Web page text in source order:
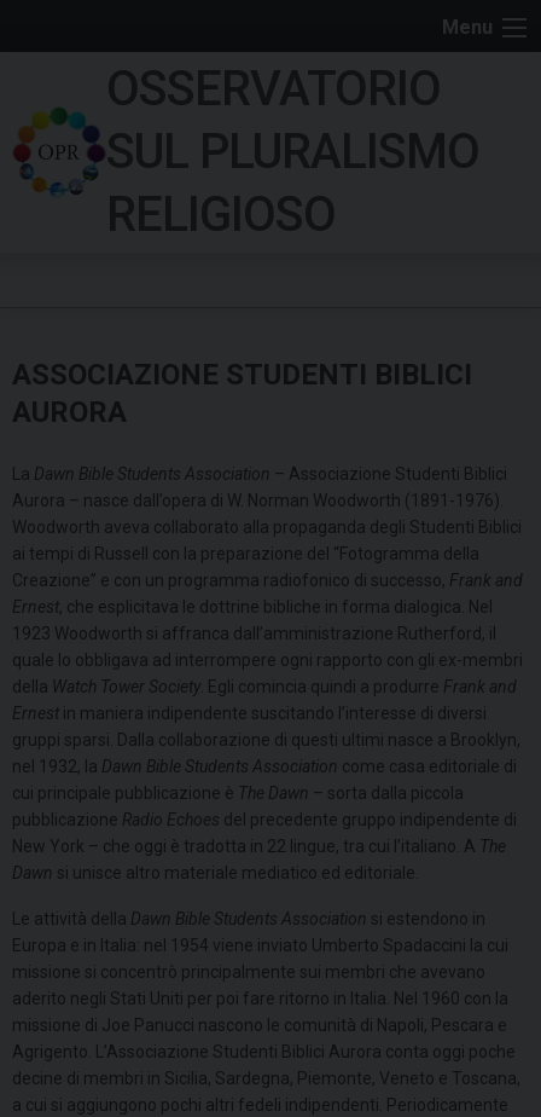
k
Menu
OSSERVATORIO
SUL PLURALISMO
RELIGIOSO
ASSOCIAZIONE STUDENTI BIBLICI
AURORA
La Dawn Bible Students Association – Associazione Studenti Biblici
Aurora – nasce dall’opera di W. Norman Woodworth (1891-1976).
Woodworth aveva collaborato alla propaganda degli Studenti Biblici
ai tempi di Russell con la preparazione del “Fotogramma della
Creazione” e con un programma radiofonico di successo, Frank and
Ernest, che esplicitava le dottrine bibliche in forma dialogica. Nel
1923 Woodworth si affranca dall’amministrazione Rutherford, il
quale lo obbligava ad interrompere ogni rapporto con gli ex-membri
della Watch Tower Society. Egli comincia quindi a produrre Frank and
Ernest in maniera indipendente suscitando l’interesse di diversi
gruppi sparsi. Dalla collaborazione di questi ultimi nasce a Brooklyn,
nel 1932, la Dawn Bible Students Association come casa editoriale di
cui principale pubblicazione è The Dawn – sorta dalla piccola
pubblicazione Radio Echoes del precedente gruppo indipendente di
New York – che oggi è tradotta in 22 lingue, tra cui l’italiano. A The
Dawn si unisce altro materiale mediatico ed editoriale.
Le attività della Dawn Bible Students Association si estendono in
Europa e in Italia: nel 1954 viene inviato Umberto Spadaccini la cui
missione si concentrò principalmente sui membri che avevano
aderito negli Stati Uniti per poi fare ritorno in Italia. Nel 1960 con la
missione di Joe Panucci nascono le comunità di Napoli, Pescara e
Agrigento. L’Associazione Studenti Biblici Aurora conta oggi poche
decine di membri in Sicilia, Sardegna, Piemonte, Veneto e Toscana,
a cui si aggiungono pochi altri fedeli indipendenti. Periodicamente